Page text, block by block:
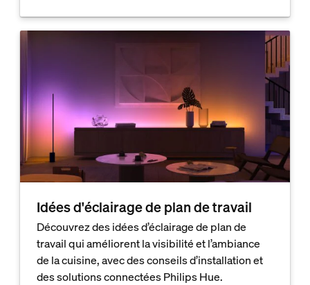
Idées d'éclairage de plan de travail
Découvrez des idées d’éclairage de plan de
travail qui améliorent la visibilité et l’ambiance
de la cuisine, avec des conseils d’installation et
des solutions connectées Philips Hue.